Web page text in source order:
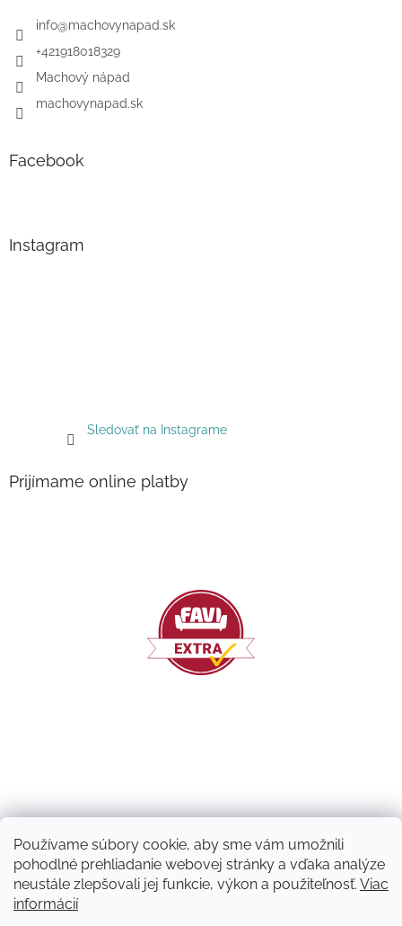
Používame súbory cookie, aby sme vám umožnili
pohodlné prehliadanie webovej stránky a vďaka analýze
neustále zlepšovali jej funkcie, výkon a použiteľnosť. Viac
informácií
info@machovynapad.sk
+421918018329
Machový nápad
machovynapad.sk
Facebook
Instagram
Sledovať na Instagrame
Prijímame online platby